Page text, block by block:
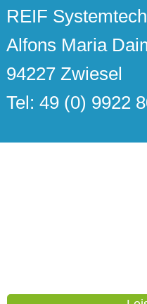
REIF
Alfons Maria
94227 Zwiesel
Tel: 49 (0) 9922